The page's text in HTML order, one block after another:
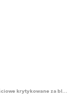
Media społecznościowe krytykowane za blokowanie kont talibów